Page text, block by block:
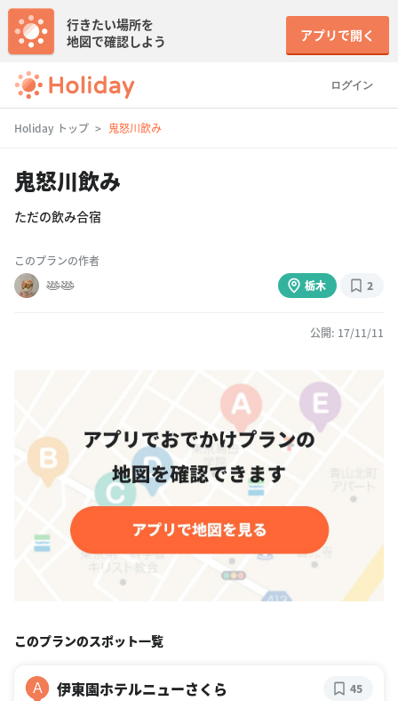
ログイン
行きたい場所を
地図で確認しよう
アプリで開く
Holiday トップ 鬼怒川飲み
鬼怒川飲み
ただの飲み合宿
このプランの作者
𓅸𓅸
栃木 2
公開: 17/11/11
このプランのスポット一覧
A 伊東園ホテルニューさくら 45